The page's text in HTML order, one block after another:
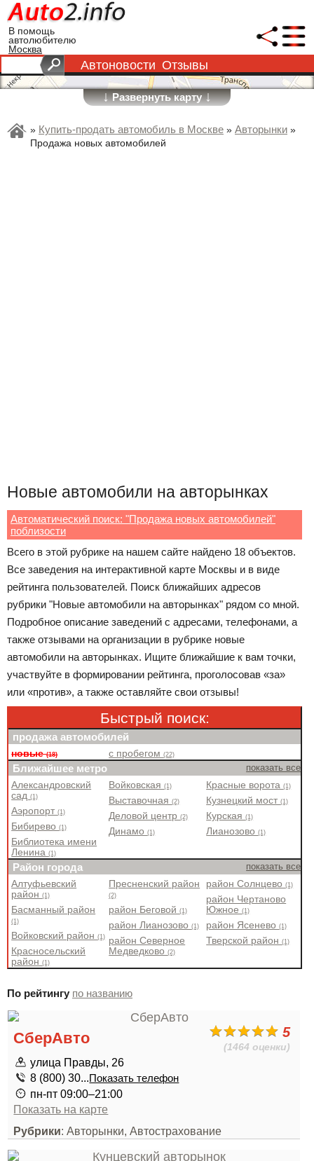
В помощь
автолюбителю
Москва
Автоновости Отзывы
↓Развернуть карту↓
» Купить-продать автомобиль в Москве » Авторынки »
Продажа новых автомобилей
Новые автомобили на авторынках
Автоматический поиск: "Продажа новых автомобилей"
поблизости
Всего в этой рубрике на нашем сайте найдено 18 объектов.
Все заведения на интерактивной карте Москвы и в виде
рейтинга пользователей. Поиск ближайших адресов
рубрики "Новые автомобили на авторынках" рядом со мной.
Подробное описание заведений с адресами, телефонами, а
также отзывами на организации в рубрике новые
автомобили на авторынках. Ищите ближайшие к вам точки,
участвуйте в формировании рейтинга, проголосовав «за»
или «против», а также оставляйте свои отзывы!
Быстрый поиск:
продажа автомобилей
новые(18) с пробегом(22)
Ближайшее метро показать все
Александровский
сад(1)
Аэропорт(1)
Бибирево(1)
Библиотека имени
Ленина(1)
Войковская(1)
Выставочная(2)
Деловой центр(2)
Динамо(1)
Красные ворота(1)
Кузнецкий мост(1)
Курская(1)
Лианозово(1)
Район города показать все
Алтуфьевский
район(1)
Басманный район
(1)
Войковский район(1)
Красносельский
район(1)
Пресненский район
(2)
район Беговой(1)
район Лианозово(1)
район Северное
Медведково(2)
район Солнцево(1)
район Чертаново
Южное(1)
район Ясенево(1)
Тверской район(1)
По рейтингу по названию
5
(1464 оценки)
СберАвто
улица Правды, 26
8 (800) 30...Показать телефон
пн-пт 09:00–21:00
Показать на карте
Рубрики: Авторынки, Автострахование